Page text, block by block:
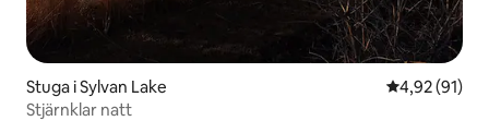
Stuga i Sylvan Lake 4,92 av 5 i
4,92 (91)
Stjärnklar natt